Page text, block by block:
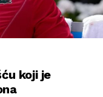
koji je